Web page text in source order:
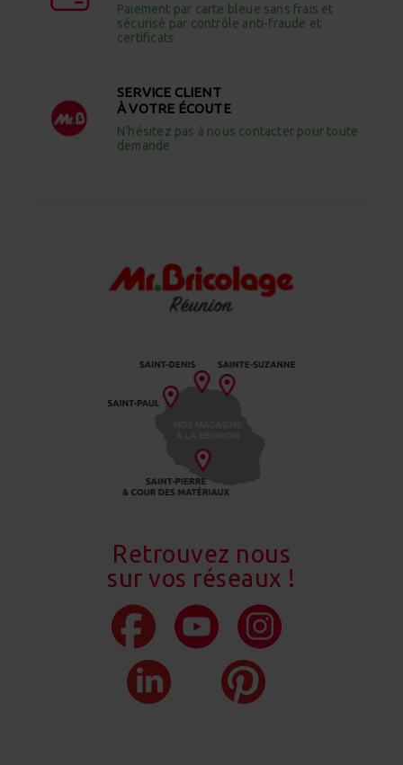
Paiement par carte bleue sans frais et
sécurisé par contrôle anti-fraude et
certificats
SERVICE CLIENT
À VOTRE ÉCOUTE
N’hésitez pas à nous contacter pour toute
demande
Retrouvez nous
sur vos réseaux !